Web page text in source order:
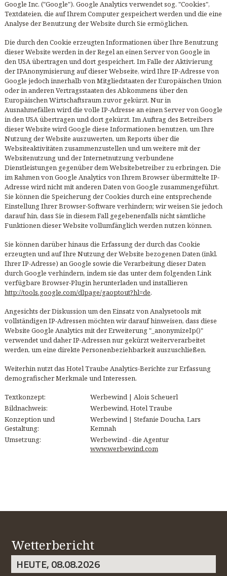
Google Inc. ("Google"). Google Analytics verwendet sog. "Cookies",
Textdateien, die auf Ihrem Computer gespeichert werden und die eine
Analyse der Benutzung der Website durch Sie ermöglichen.
Die durch den Cookie erzeugten Informationen über Ihre Benutzung
dieser Website werden in der Regel an einen Server von Google in
den USA übertragen und dort gespeichert. Im Falle der Aktivierung
der IPAnonymisierung auf dieser Webseite, wird Ihre IP-Adresse von
Google jedoch innerhalb von Mitgliedstaaten der Europäischen Union
oder in anderen Vertragsstaaten des Abkommens über den
Europäischen Wirtschaftsraum zuvor gekürzt. Nur in
Ausnahmefällen wird die volle IP-Adresse an einen Server von Google
in den USA übertragen und dort gekürzt. Im Auftrag des Betreibers
dieser Website wird Google diese Informationen benutzen, um Ihre
Nutzung der Website auszuwerten, um Reports über die
Websiteaktivitäten zusammenzustellen und um weitere mit der
Websitenutzung und der Internetnutzung verbundene
Dienstleistungen gegenüber dem Websitebetreiber zu erbringen. Die
im Rahmen von Google Analytics von Ihrem Browser übermittelte IP-
Adresse wird nicht mit anderen Daten von Google zusammengeführt.
Sie können die Speicherung der Cookies durch eine entsprechende
Einstellung Ihrer Browser-Software verhindern; wir weisen Sie jedoch
darauf hin, dass Sie in diesem Fall gegebenenfalls nicht sämtliche
Funktionen dieser Website vollumfänglich werden nutzen können.
Sie können darüber hinaus die Erfassung der durch das Cookie
erzeugten und auf Ihre Nutzung der Website bezogenen Daten (inkl.
Ihrer IP-Adresse) an Google sowie die Verarbeitung dieser Daten
durch Google verhindern, indem sie das unter dem folgenden Link
verfügbare Browser-Plugin herunterladen und installieren
http://tools.google.com/dlpage/gaoptout?hl=de.
Angesichts der Diskussion um den Einsatz von Analysetools mit
vollständigen IP-Adressen möchten wir darauf hinweisen, dass diese
Website Google Analytics mit der Erweiterung "_anonymizeIp()"
verwendet und daher IP-Adressen nur gekürzt weiterverarbeitet
werden, um eine direkte Personenbeziehbarkeit auszuschließen.
Weiterhin nutzt das Hotel Traube Analytics-Berichte zur Erfassung
demografischer Merkmale und Interessen.
Textkonzept:
Werbewind | Alois Scheuerl
Bildnachweis:
Werbewind, Hotel Traube
Konzeption und
Gestaltung:
Werbewind | Stefanie Doucha, Lars
Kemnah
Umsetzung:
Werbewind - die Agentur
www.werbewind.com
Wetterbericht
HEUTE, 08.08.2026